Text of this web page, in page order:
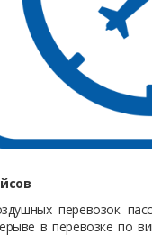
перевозок
в перевозке по